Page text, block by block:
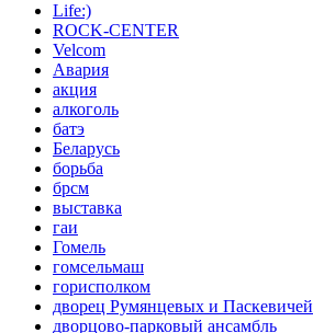
Life:)
ROCK-CENTER
Velcom
Авария
акция
алкоголь
батэ
Беларусь
борьба
брсм
выставка
гаи
Гомель
гомсельмаш
горисполком
дворец Румянцевых и Паскевичей
дворцово-парковый ансамбль